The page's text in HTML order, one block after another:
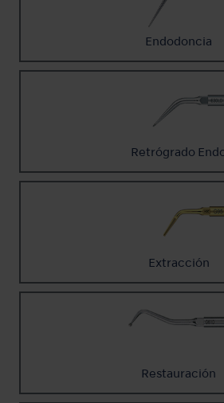
Endodoncia
Retrógrado
Extracción
Restauración